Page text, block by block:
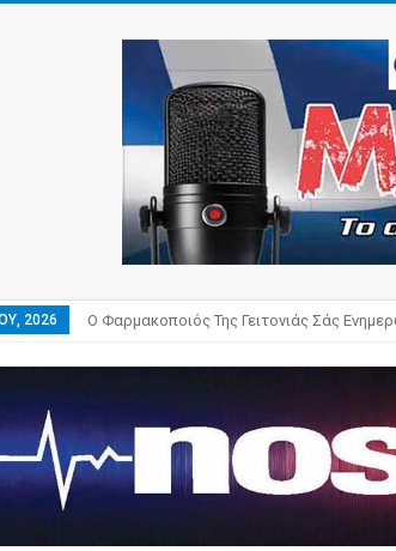
2026 Ο Φαρμακοποιός Της Γειτονιάς Σάς